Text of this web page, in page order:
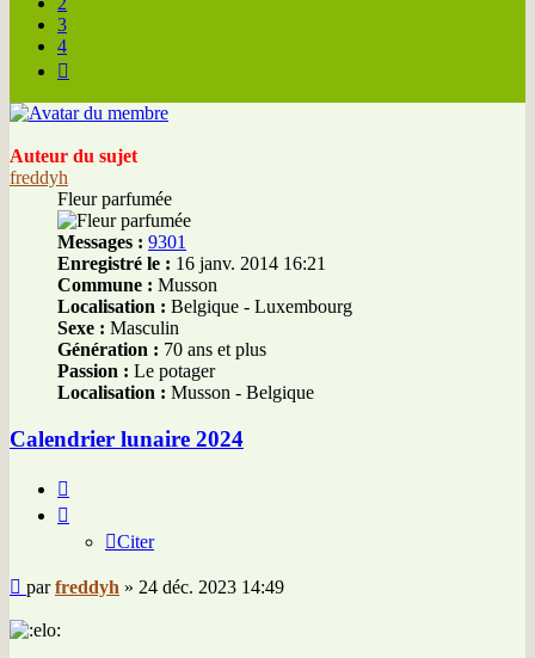
3
4
Auteur du sujet
freddyh
Fleur parfumée
Messages : 9301
Enregistré le : 16 janv. 2014 16:21
Commune : Musson
Localisation : Belgique - Luxembourg
Sexe : Masculin
Génération : 70 ans et plus
Passion : Le potager
Localisation : Musson - Belgique
Calendrier lunaire 2024
Citer
Message
parfreddyh » 24 déc. 2023 14:49